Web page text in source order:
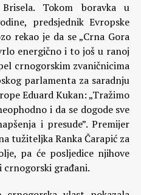
Tokom boravka u
predsjednik Evropske
rekao je da se „Crna Gora
energično i to još u ranoj
crnogorskim zvaničnicima
parlamenta za saradnju
Eduard Kukan: „Tražimo
i da se dogode sve
i presude”. Premijer
tužiteljka Ranka Čarapić za
pa će posljedice njihove
crnogorski građani.